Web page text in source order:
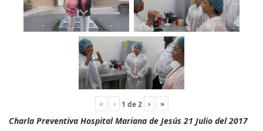
« ‹ 1 de2 › »
Charla Preventiva Hospital Mariana de Jesús 21 Julio del 2017